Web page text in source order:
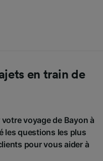
en train de
voyage de Bayon à
les questions les plus
pour vous aider à